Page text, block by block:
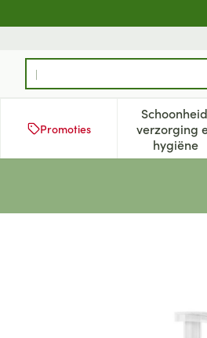
Product, merk, categorie...
Promoties
verzorging
hygiëne
Ma Provence